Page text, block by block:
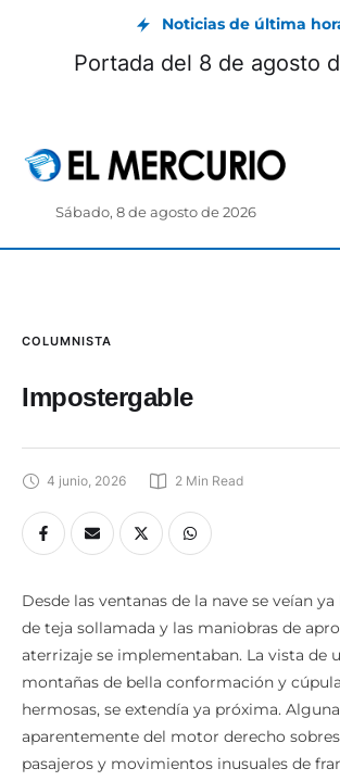
Noticias de última
Portada del 8 de agosto
Sábado, 8 de agosto de 2026
COLUMNISTA
Impostergable
4 junio, 2026 2 Min Read
Desde las ventanas de la nave se veían
de teja sollamada y las maniobras de
aterrizaje se implementaban. La vista de
montañas de bella conformación y
hermosas, se extendía ya próxima.
aparentemente del motor derecho
pasajeros y movimientos inusuales de